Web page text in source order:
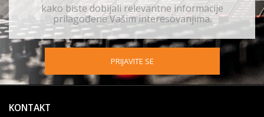
kako biste dobijali relevantne informacije
prilagođene Vašim interesovanjima.
PRIJAVITE SE
KONTAKT